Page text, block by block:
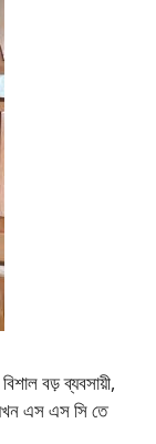
বড় ব্যবসায়ী,
এস এস সি তে